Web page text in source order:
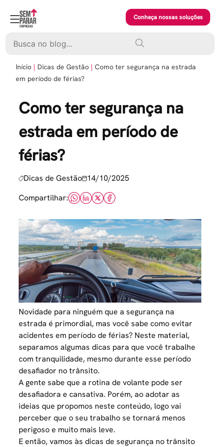
content
Conheça nossas soluções
Início Dicas de Gestão
Como ter segurança na estrada
em período de férias?
Como ter segurança na
estrada em período de
férias?
Dicas de Gestão 14/10/2025
Compartilhar:
Novidade para ninguém que a segurança na
estrada é primordial, mas você sabe como evitar
acidentes em período de férias? Neste material,
separamos algumas dicas para que você trabalhe
com tranquilidade, mesmo durante esse período
desafiador no trânsito.
A gente sabe que a rotina de volante pode ser
desafiadora e cansativa. Porém, ao adotar as
ideias que propomos neste conteúdo, logo vai
perceber que o seu trabalho se tornará menos
perigoso e muito mais leve.
E então, vamos àsdicas de segurança no trânsito